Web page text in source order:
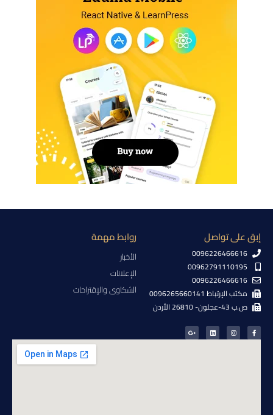
إبق على تواصل
0096226466616
00962791110195
0096226466616
مكتب الإرتباط 0096265660141
ص.ب 43-عجلون- 26810 الأردن
روابط مهمة
الأخبار
الإعلانات
الشكاوى والإقتراحات